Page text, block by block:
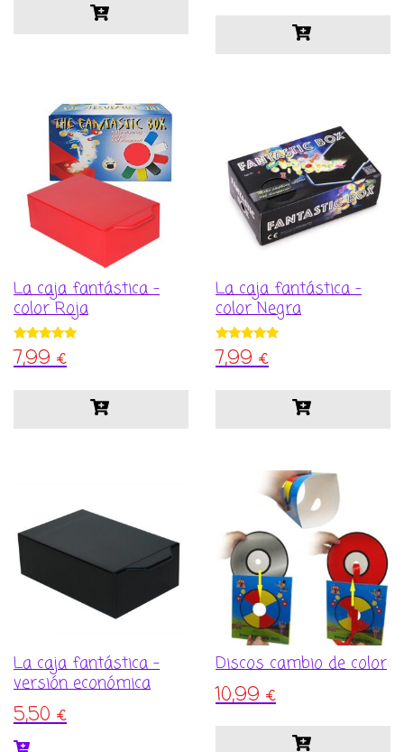
La caja fantástica –
color Roja
Valorado con
5.00
7,99€
La caja fantástica –
color Negra
Valorado con
5.00
7,99€
La caja fantástica –
versión económica
5,50€
Discos cambio de color
10,99€